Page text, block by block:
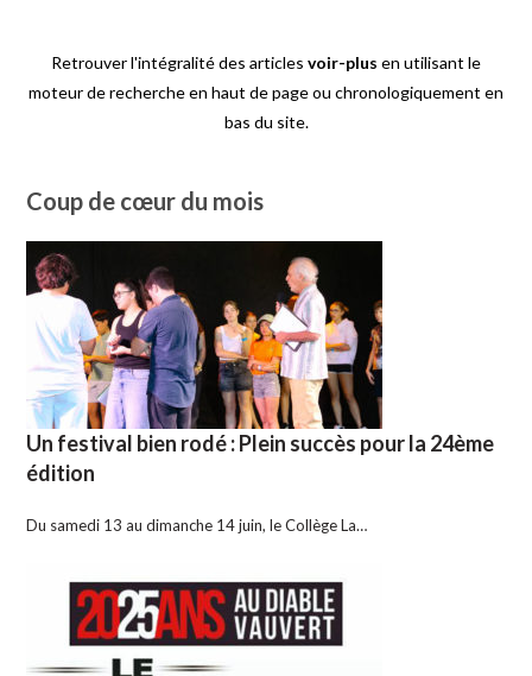
Retrouver l'intégralité des articles voir-plus en utilisant le
moteur de recherche en haut de page ou chronologiquement en
bas du site.
Coup de cœur du mois
Un festival bien rodé : Plein succès pour la 24ème
édition
Du samedi 13 au dimanche 14 juin, le Collège La…